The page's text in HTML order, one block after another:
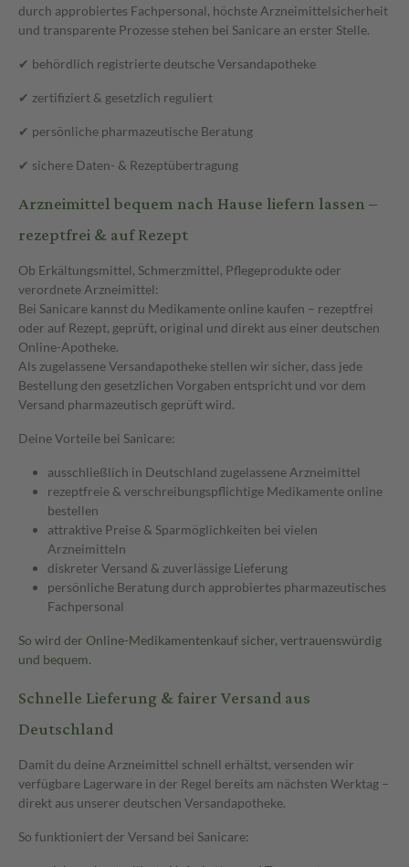
durch approbiertes Fachpersonal, höchste Arzneimittelsicherheit
und transparente Prozesse stehen bei Sanicare an erster Stelle.
✔ behördlich registrierte deutsche Versandapotheke
✔ zertifiziert & gesetzlich reguliert
✔ persönliche pharmazeutische Beratung
✔ sichere Daten- & Rezeptübertragung
Arzneimittel bequem nach Hause liefern lassen –
rezeptfrei & auf Rezept
Ob Erkältungsmittel, Schmerzmittel, Pflegeprodukte oder
verordnete Arzneimittel:
Bei Sanicare kannst du Medikamente online kaufen – rezeptfrei
oder auf Rezept, geprüft, original und direkt aus einer deutschen
Online-Apotheke.
Als zugelassene Versandapotheke stellen wir sicher, dass jede
Bestellung den gesetzlichen Vorgaben entspricht und vor dem
Versand pharmazeutisch geprüft wird.
Deine Vorteile bei Sanicare:
ausschließlich in Deutschland zugelassene Arzneimittel
rezeptfreie & verschreibungspflichtige Medikamente online
bestellen
attraktive Preise & Sparmöglichkeiten bei vielen
Arzneimitteln
diskreter Versand & zuverlässige Lieferung
persönliche Beratung durch approbiertes pharmazeutisches
Fachpersonal
So wird der Online-Medikamentenkauf sicher, vertrauenswürdig
und bequem.
Schnelle Lieferung & fairer Versand aus
Deutschland
Damit du deine Arzneimittel schnell erhältst, versenden wir
verfügbare Lagerware in der Regel bereits am nächsten Werktag –
direkt aus unserer deutschen Versandapotheke.
So funktioniert der Versand bei Sanicare: